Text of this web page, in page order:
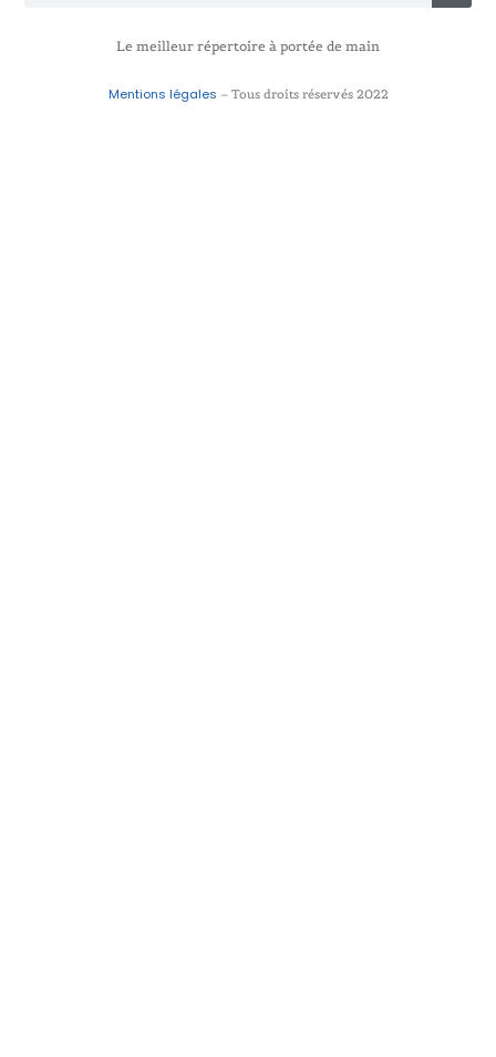
Le meilleur répertoire à portée de main
Mentions légales – Tous droits réservés 2022